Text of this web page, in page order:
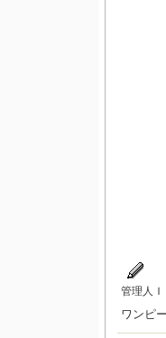
管理人Ｉ
ワンピ